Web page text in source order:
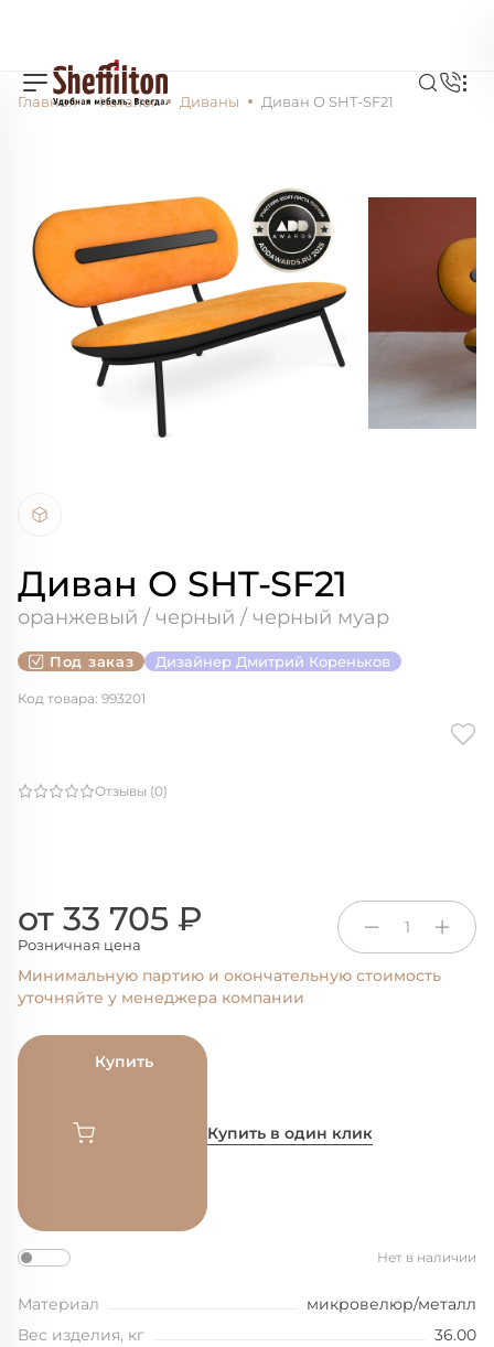
Главная Каталог Диваны Диван О SHT-SF21
Диван О SHT-SF21
оранжевый / черный / черный муар
Под заказ Дизайнер Дмитрий Кореньков
Отзывы (0)
Код товара: 993201
от 33 705 ₽
Розничная цена
1
Минимальную партию и окончательную стоимость
уточняйте у менеджера компании
Купить
Купить в один клик
Нет в наличии
Материал
микровелюр/металл
Вес изделия, кг
36.00